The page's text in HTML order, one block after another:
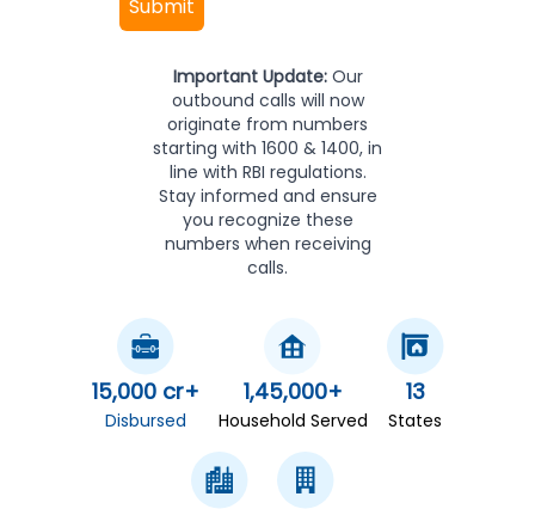
Submit
Important Update:Our
outbound calls will now
originate from numbers
starting with 1600 & 1400, in
line with RBI regulations.
Stay informed and ensure
you recognize these
numbers when receiving
calls.
15,000 cr+
Disbursed
1,45,000+
Household Served
13
States